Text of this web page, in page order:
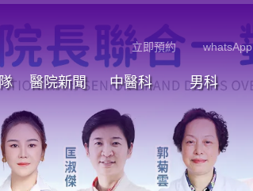
立即預約 whatsApp
醫院新聞 中醫科 男科